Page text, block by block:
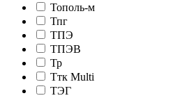
Тополь-м
Тпг
ТПЭ
ТПЭВ
Тр
Ттк Multi
ТЭГ